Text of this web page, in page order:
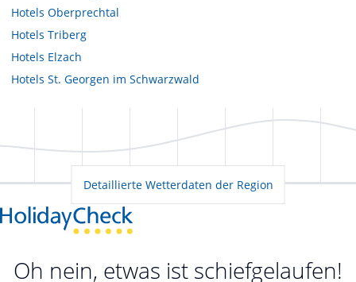
Hotels Oberprechtal
Hotels Triberg
Hotels Elzach
Hotels St. Georgen im Schwarzwald
Detaillierte Wetterdaten der Region
Oh nein, etwas ist schiefgelaufen!